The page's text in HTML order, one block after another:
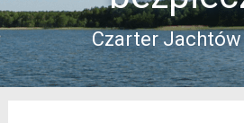
Czarter